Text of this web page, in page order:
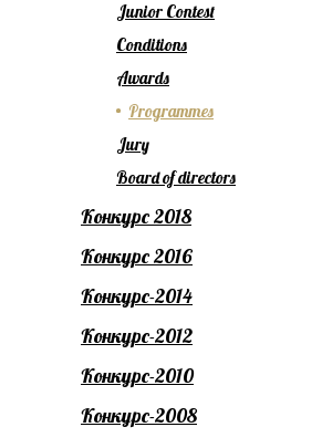
Junior Contest
Conditions
Awards
Programmes
Jury
Board of directors
Конкурс 2018
Конкурс 2016
Конкурс-2014
Конкурс-2012
Конкурс-2010
Конкурс-2008